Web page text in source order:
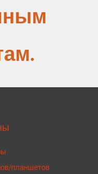
планшетов